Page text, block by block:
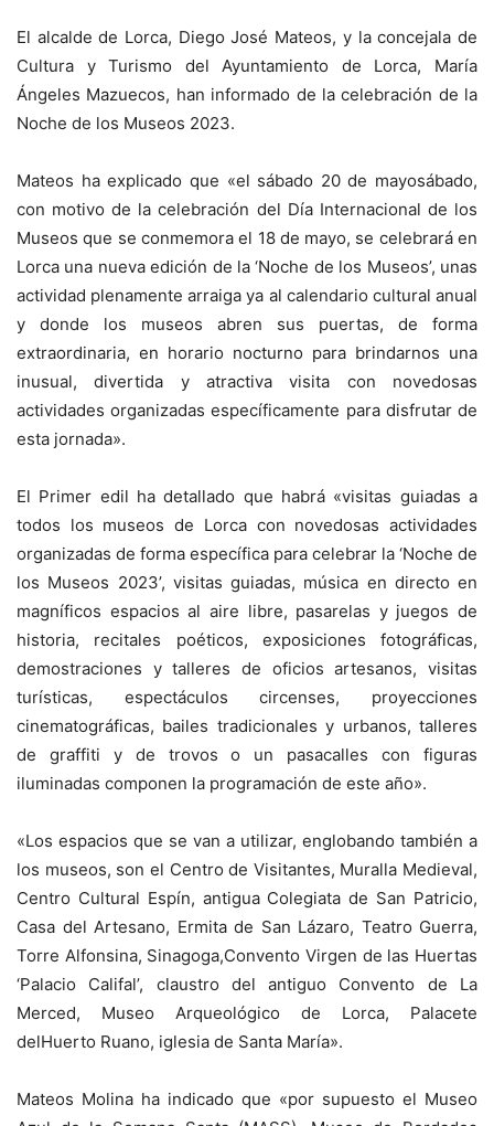
El alcalde de Lorca, Diego José Mateos, y la concejala de
Cultura y Turismo del Ayuntamiento de Lorca, María
Ángeles Mazuecos, han informado de la celebración de la
Noche de los Museos 2023.
Mateos ha explicado que «el sábado 20 de mayosábado,
con motivo de la celebración del Día Internacional de los
Museos que se conmemora el 18 de mayo, se celebrará en
Lorca una nueva edición de la ‘Noche de los Museos’, unas
actividad plenamente arraiga ya al calendario cultural anual
y donde los museos abren sus puertas, de forma
extraordinaria, en horario nocturno para brindarnos una
inusual, divertida y atractiva visita con novedosas
actividades organizadas específicamente para disfrutar de
esta jornada».
El Primer edil ha detallado que habrá «visitas guiadas a
todos los museos de Lorca con novedosas actividades
organizadas de forma específica para celebrar la ‘Noche de
los Museos 2023’, visitas guiadas, música en directo en
magníficos espacios al aire libre, pasarelas y juegos de
historia, recitales poéticos, exposiciones fotográficas,
demostraciones y talleres de oficios artesanos, visitas
turísticas, espectáculos circenses, proyecciones
cinematográficas, bailes tradicionales y urbanos, talleres
de graffiti y de trovos o un pasacalles con figuras
iluminadas componen la programación de este año».
«Los espacios que se van a utilizar, englobando también a
los museos, son el Centro de Visitantes, Muralla Medieval,
Centro Cultural Espín, antigua Colegiata de San Patricio,
Casa del Artesano, Ermita de San Lázaro, Teatro Guerra,
Torre Alfonsina, Sinagoga,Convento Virgen de las Huertas
‘Palacio Califal’, claustro del antiguo Convento de La
Merced, Museo Arqueológico de Lorca, Palacete
delHuerto Ruano, iglesia de Santa María».
Mateos Molina ha indicado que «por supuesto el Museo